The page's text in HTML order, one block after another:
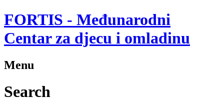
FORTIS - Međunarodni
Centar za djecu i omladinu
Menu
Search